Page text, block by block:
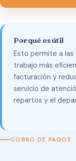
Por qué es útil
Esto permite a
trabajo más
facturación y
servicio de
repartos y el
COBRO DE PAGOS